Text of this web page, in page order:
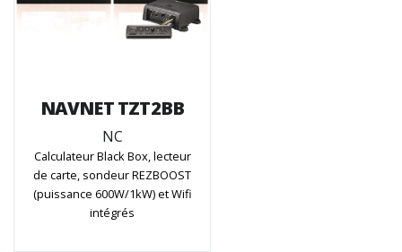
NAVNET TZT2BB
NC
Calculateur Black Box, lecteur
de carte, sondeur REZBOOST
(puissance 600W/1kW) et Wifi
intégrés